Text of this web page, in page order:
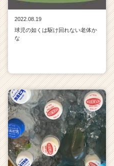
2022.08.19
球児の如くは駆け回れない老体か
な